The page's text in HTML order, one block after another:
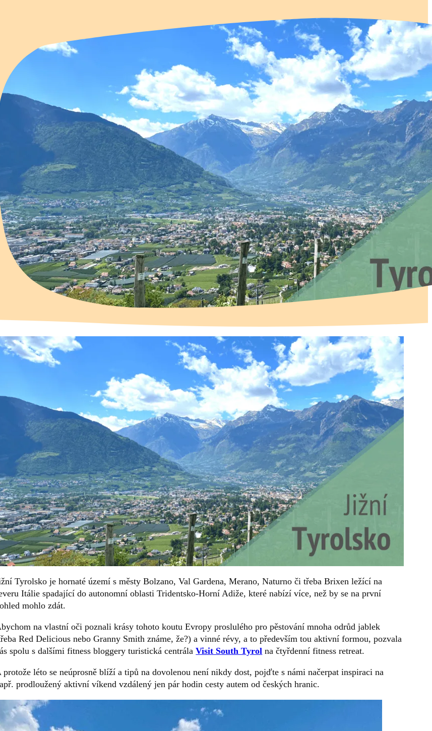
Tyrolsko je hornaté území s městy Bolzano, Val Gardena, Merano, Naturno či třeba Brixen ležící na
Itálie spadající do autonomní oblasti Tridentsko-Horní Adiže, které nabízí více, než by se na první
mohlo zdát.
na vlastní oči poznali krásy tohoto koutu Evropy proslulého pro pěstování mnoha odrůd jablek
Red Delicious nebo Granny Smith známe, že?) a vinné révy, a to především tou aktivní formou, pozvala
spolu s dalšími fitness bloggery turistická centrálaVisit South Tyrol na čtyřdenní fitness retreat.
protože léto se neúprosně blíží a tipů na dovolenou není nikdy dost, pojďte s námi načerpat inspiraci na
prodloužený aktivní víkend vzdálený jen pár hodin cesty autem od českých hranic.